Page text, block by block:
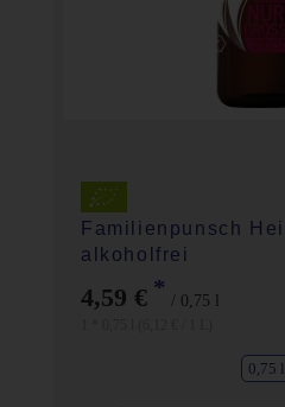
Familienpunsch
alkoholfrei
4,59 € * / 0,75 l
0,75 l